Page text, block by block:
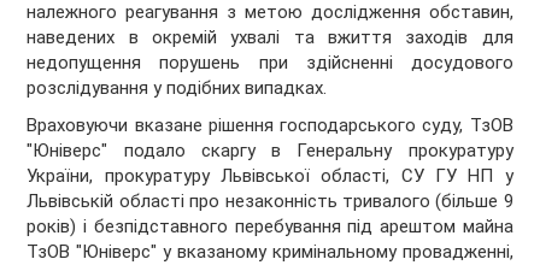
належного реагування з метою дослідження обставин,
наведених в окремій ухвалі та вжиття заходів для
недопущення порушень при здійсненні досудового
розслідування у подібних випадках.
Враховуючи вказане рішення господарського суду, ТзОВ
"Юніверс" подало скаргу в Генеральну прокуратуру
України, прокуратуру Львівської області, СУ ГУ НП у
Львівській області про незаконність тривалого (більше 9
років) і безпідставного перебування під арештом майна
ТзОВ "Юніверс" у вказаному кримінальному провадженні,